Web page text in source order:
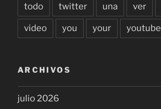
todo twitter una ver
video you your youtube
ARCHIVOS
julio 2026